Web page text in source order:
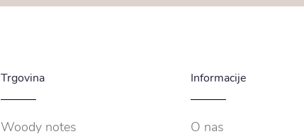
Trgovina
Woody notes
Informacije
O nas